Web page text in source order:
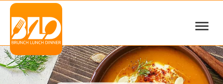
≡